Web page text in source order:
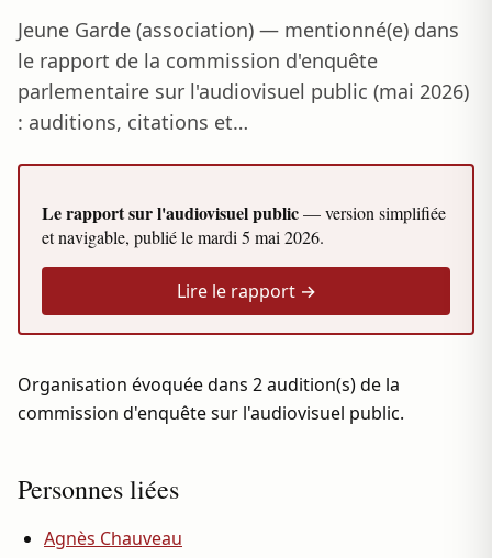
Jeune Garde (association) — mentionné(e) dans
le rapport de la commission d'enquête
parlementaire sur l'audiovisuel public (mai 2026)
: auditions, citations et…
Le rapport sur l'audiovisuel public— version simplifiée
et navigable, publié lemardi 5 mai 2026.
Lire le rapport →
Organisation évoquée dans 2 audition(s) de la
commission d'enquête sur l'audiovisuel public.
Personnes liées
Agnès Chauveau